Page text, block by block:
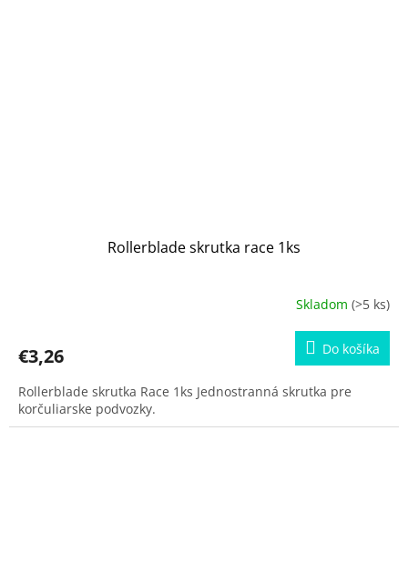
Rollerblade skrutka race 1ks
Skladom (>5 ks)
€3,26 Do košíka
Rollerblade skrutka Race 1ks Jednostranná skrutka pre
korčuliarske podvozky.